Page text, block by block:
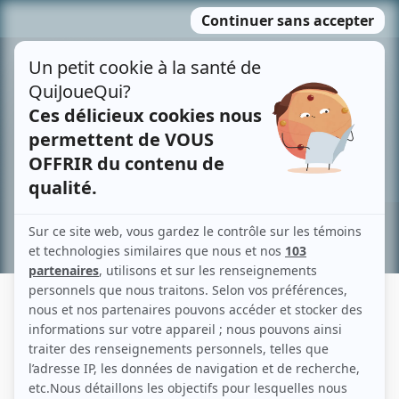
MENU
contenu
Recherche avancée »
JADE GRENIER-ROY
Liens
Fiche de Jade Grenier-Roy sur Showbizz.net